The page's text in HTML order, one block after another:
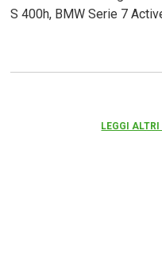
S 400h, BMW Serie 7
LEGGI